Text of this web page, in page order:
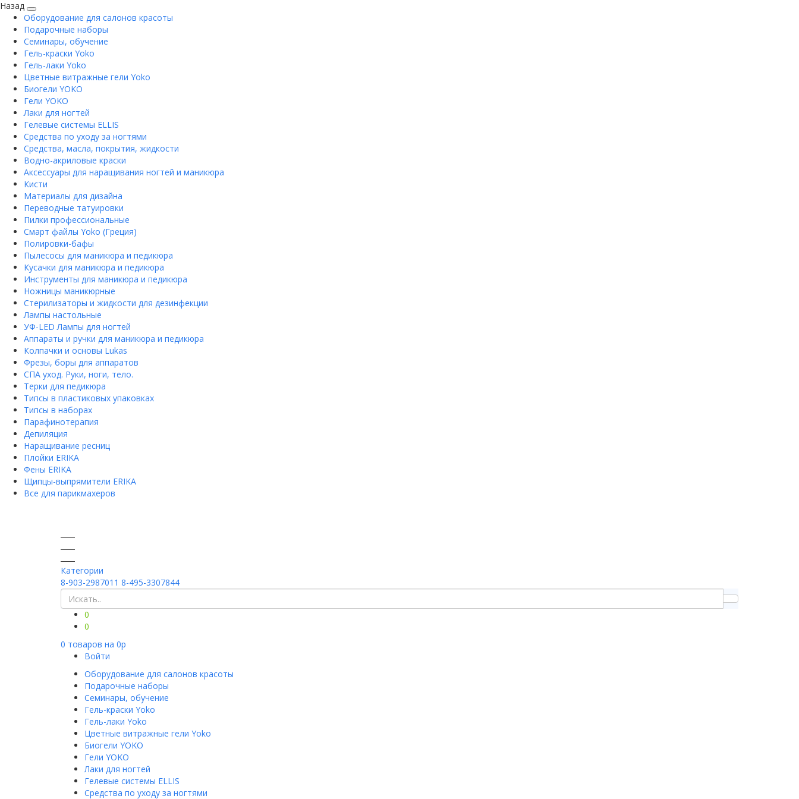
Назад
Оборудование для салонов красоты
Подарочные наборы
Семинары, обучение
Гель-краски Yoko
Гель-лаки Yoko
Цветные витражные гели Yoko
Биогели YOKO
Гели YOKO
Лаки для ногтей
Гелевые системы ELLIS
Средства по уходу за ногтями
Средства, масла, покрытия, жидкости
Водно-акриловые краски
Аксессуары для наращивания ногтей и маникюра
Кисти
Материалы для дизайна
Переводные татуировки
Пилки профессиональные
Смарт файлы Yoko (Греция)
Полировки-бафы
Пылесосы для маникюра и педикюра
Кусачки для маникюра и педикюра
Инструменты для маникюра и педикюра
Ножницы маникюрные
Стерилизаторы и жидкости для дезинфекции
Лампы настольные
УФ-LED Лампы для ногтей
Аппараты и ручки для маникюра и педикюра
Колпачки и основы Lukas
Фрезы, боры для аппаратов
СПА уход. Руки, ноги, тело.
Терки для педикюра
Типсы в пластиковых упаковках
Типсы в наборах
Парафинотерапия
Депиляция
Наращивание ресниц
Плойки ERIKA
Фены ERIKA
Щипцы-выпрямители ERIKA
Все для парикмахеров
Категории
8-903-2987011 8-495-3307844
0
0
0 товаров на 0p
Войти
Оборудование для салонов красоты
Подарочные наборы
Семинары, обучение
Гель-краски Yoko
Гель-лаки Yoko
Цветные витражные гели Yoko
Биогели YOKO
Гели YOKO
Лаки для ногтей
Гелевые системы ELLIS
Средства по уходу за ногтями